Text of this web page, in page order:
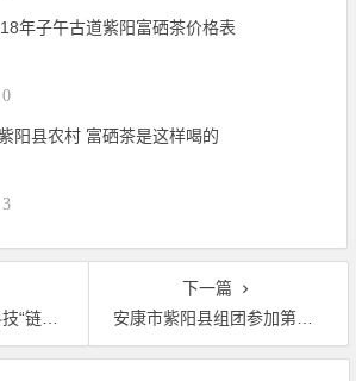
年子午古道紫阳富硒茶价格表
0
阳县农村 富硒茶是这样喝的
3
杯好茶
下一篇
安康市紫阳县组团参加第十七届海峡两岸茶博会